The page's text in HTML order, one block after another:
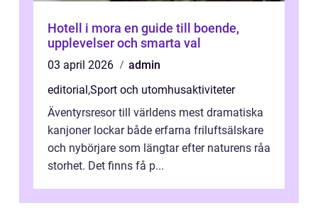
Hotell i mora en guide till boende,
upplevelser och smarta val
03 april 2026
admin
editorial,Sport och utomhusaktiviteter
Äventyrsresor till världens mest dramatiska
kanjoner lockar både erfarna friluftsälskare
och nybörjare som längtar efter naturens råa
storhet. Det finns få p...